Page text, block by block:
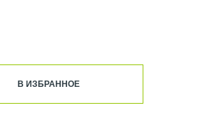
В ИЗБРАННОЕ